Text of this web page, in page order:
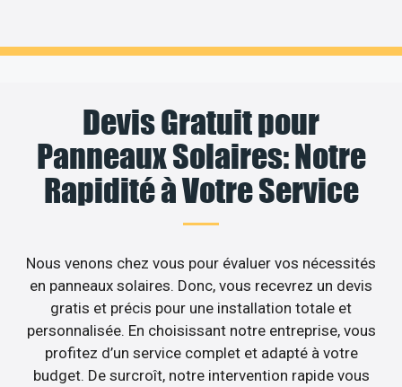
Devis Gratuit pour
Panneaux Solaires: Notre
Rapidité à Votre Service
Nous venons chez vous pour évaluer vos nécessités
en panneaux solaires. Donc, vous recevrez un devis
gratis et précis pour une installation totale et
personnalisée. En choisissant notre entreprise, vous
profitez d’un service complet et adapté à votre
budget. De surcroît, notre intervention rapide vous